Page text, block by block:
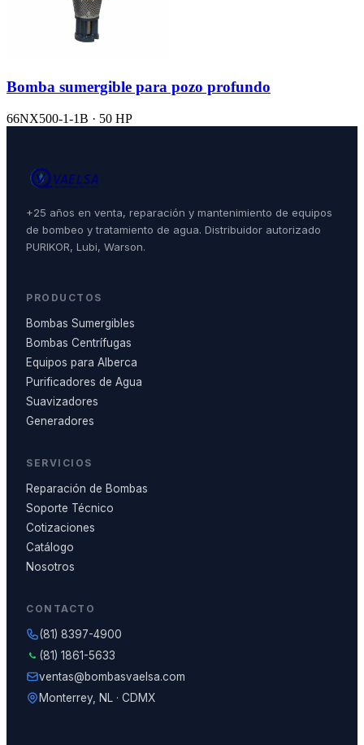
Bomba sumergible para pozo profundo
66NX500-1-1B · 50 HP
+25 años en venta, reparación y mantenimiento de equipos
de bombeo y tratamiento de agua. Distribuidor autorizado
PURIKOR, Lubi, Warson.
PRODUCTOS
Bombas Sumergibles
Bombas Centrífugas
Equipos para Alberca
Purificadores de Agua
Suavizadores
Generadores
SERVICIOS
Reparación de Bombas
Soporte Técnico
Cotizaciones
Catálogo
Nosotros
CONTACTO
(81) 8397-4900
(81) 1861-5633
ventas@bombasvaelsa.com
Monterrey, NL · CDMX